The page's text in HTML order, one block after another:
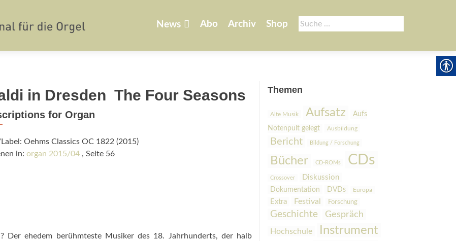
Suche
nach:
springen
News Abo Archiv Shop
in Dresden  The Four Seasons
for Organ
Oehms Classics OC 1822 (2015)
in: organ 2015/04, Seite 56
ehedem berühmteste Musiker des 18. Jahrhunderts, der halb
Themen
Alte Musik Aufsatz
Aufs
Notenpult gelegt
Ausbildung
Bericht Bildung / Forschung
Bücher CD-ROMs CDs
Crossover Diskussion
Dokumentation DVDs Europa
Extra Festival Forschung
Geschichte Gespräch
Hochschule Instrument